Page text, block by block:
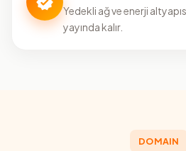
Yedekli ağ ve enerji
yayında kalır.
DOMAIN